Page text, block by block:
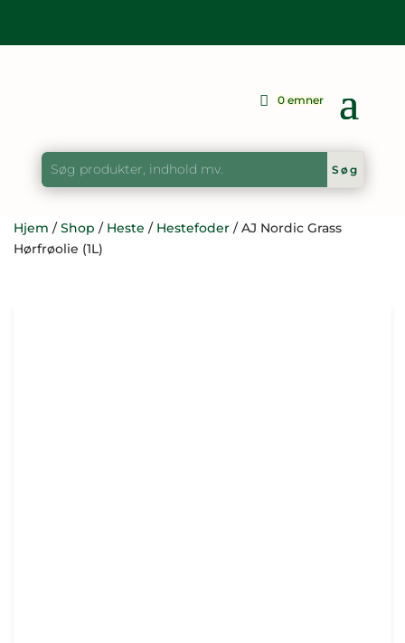
0 emner
Hjem /Shop / Heste / Hestefoder / AJ Nordic Grass
Hørfrøolie (1L)